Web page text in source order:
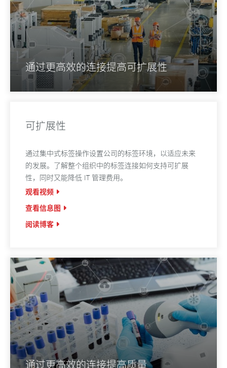
通过更高效的连接提高可扩展性
可扩展性
通过集中式标签操作设置公司的标签环境，以适应未来
的发展。了解整个组织中的标签连接如何支持可扩展
性，同时又能降低 IT 管理费用。
观看视频
查看信息图
阅读博客
通过更高效的连接提高质量